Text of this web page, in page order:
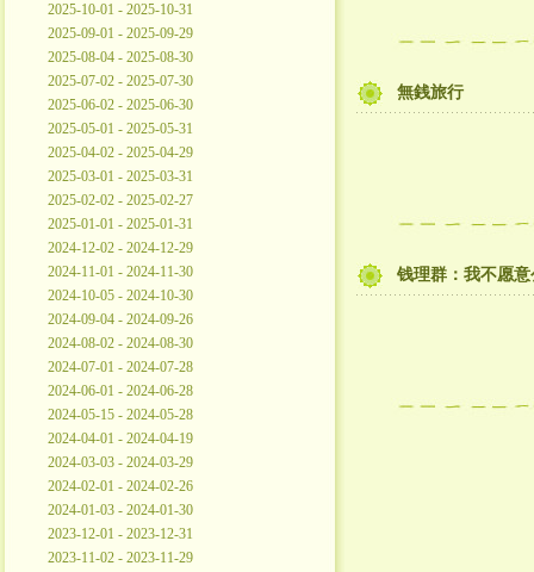
2025-10-01 - 2025-10-31
2025-09-01 - 2025-09-29
2025-08-04 - 2025-08-30
2025-07-02 - 2025-07-30
2025-06-02 - 2025-06-30
2025-05-01 - 2025-05-31
2025-04-02 - 2025-04-29
2025-03-01 - 2025-03-31
2025-02-02 - 2025-02-27
2025-01-01 - 2025-01-31
2024-12-02 - 2024-12-29
2024-11-01 - 2024-11-30
2024-10-05 - 2024-10-30
2024-09-04 - 2024-09-26
2024-08-02 - 2024-08-30
2024-07-01 - 2024-07-28
2024-06-01 - 2024-06-28
2024-05-15 - 2024-05-28
2024-04-01 - 2024-04-19
2024-03-03 - 2024-03-29
2024-02-01 - 2024-02-26
2024-01-03 - 2024-01-30
2023-12-01 - 2023-12-31
2023-11-02 - 2023-11-29
無銭旅行
钱理群：我不愿